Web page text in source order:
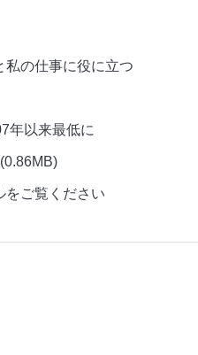
の仕事に役に立つ
年以来最低に
(0.86MB)
をご覧ください